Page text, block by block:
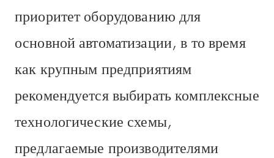
приоритет оборудованию для
основной автоматизации, в то время
как крупным предприятиям
рекомендуется выбирать комплексные
технологические схемы,
предлагаемые производителями